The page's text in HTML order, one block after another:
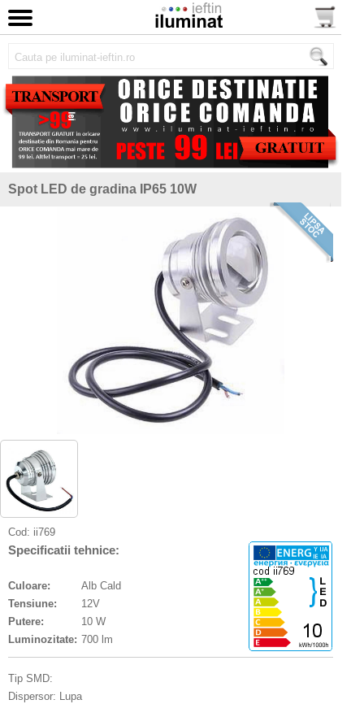
Spot LED de gradina IP65 10W
Cod: ii769
Specificatii tehnice:
Culoare:
Alb Cald
Tensiune:
12V
Putere:
10 W
Luminozitate: 700 lm
Tip SMD:
Dispersor: Lupa